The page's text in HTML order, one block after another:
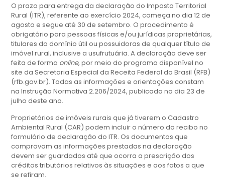
O prazo para entrega da declaração do Imposto Territorial
Rural (ITR), referente ao exercício 2024, começa no dia 12 de
agosto e segue até 30 de setembro. O procedimento é
obrigatório para pessoas físicas e/ou jurídicas proprietárias,
titulares do domínio útil ou possuidoras de qualquer título de
imóvel rural, inclusive a usufrutuária. A declaração deve ser
feita de forma online, por meio do programa disponível no
site da Secretaria Especial da Receita Federal do Brasil (RFB)
(rfb.gov.br). Todas as informações e orientações constam
na Instrução Normativa 2.206/2024, publicada no dia 23 de
julho deste ano.
Proprietários de imóveis rurais que já tiverem o Cadastro
Ambiental Rural (CAR) podem incluir o número do recibo no
formulário de declaração do ITR. Os documentos que
comprovam as informações prestadas na declaração
devem ser guardados até que ocorra a prescrição dos
créditos tributários relativos às situações e aos fatos a que
se refiram.